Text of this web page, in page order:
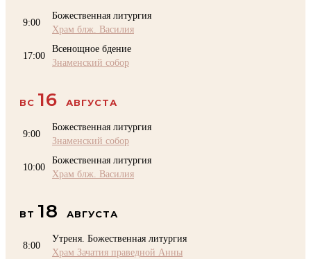
9:00
Божественная литургия
Храм блж. Василия
17:00
Всенощное бдение
Знаменский собор
ВС 16 АВГУСТА
9:00
Божественная литургия
Знаменский собор
10:00
Божественная литургия
Храм блж. Василия
ВТ 18 АВГУСТА
8:00
Утреня. Божественная литургия
Храм Зачатия праведной Анны